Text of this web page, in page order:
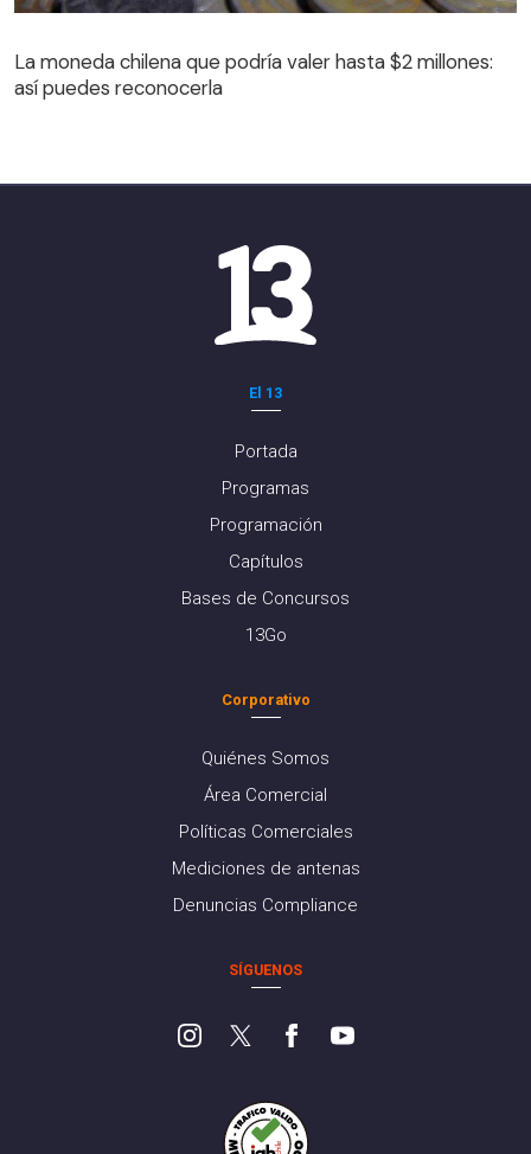
La moneda chilena que podría valer hasta $2 millones:
así puedes reconocerla
El 13
Portada
Programas
Programación
Capítulos
Bases de Concursos
13Go
Corporativo
Quiénes Somos
Área Comercial
Políticas Comerciales
Mediciones de antenas
Denuncias Compliance
SÍGUENOS